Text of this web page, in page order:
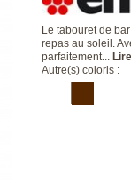
Le tabouret de
repas au soleil.
parfaitement...
Autre(s) coloris :